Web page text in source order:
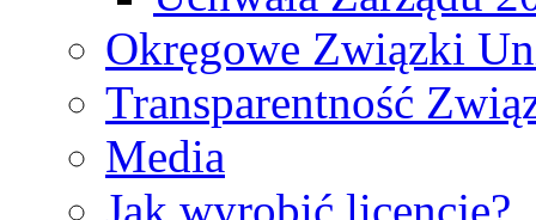
Okręgowe Związki
Transparentność
Media
Jak wyrobić licencję?